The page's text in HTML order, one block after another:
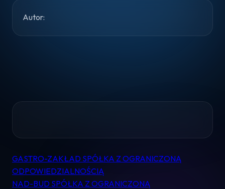
Pomoc
Autor:
Nawigacja
wpisu
GASTRO-ZAKŁAD SPÓŁKA Z OGRANICZONĄ
ODPOWIEDZIALNOŚCIĄ
NAD-BUD SPÓŁKA Z OGRANICZONĄ